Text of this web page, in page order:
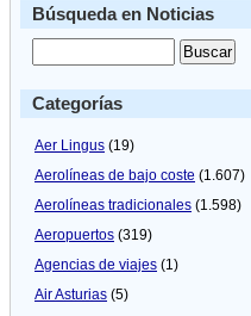
Búsqueda en Noticias
Categorías
Aer Lingus (19)
Aerolíneas de bajo coste (1.607)
Aerolíneas tradicionales (1.598)
Aeropuertos (319)
Agencias de viajes (1)
Air Asturias (5)